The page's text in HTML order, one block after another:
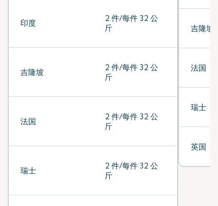
印度
2 件/每件 32 公
斤
吉隆坡
2 件/每件 32 公
斤
法国
2 件/每件 32 公
斤
瑞士
2 件/每件 32 公
斤
吉隆坡
法国
瑞士
英国